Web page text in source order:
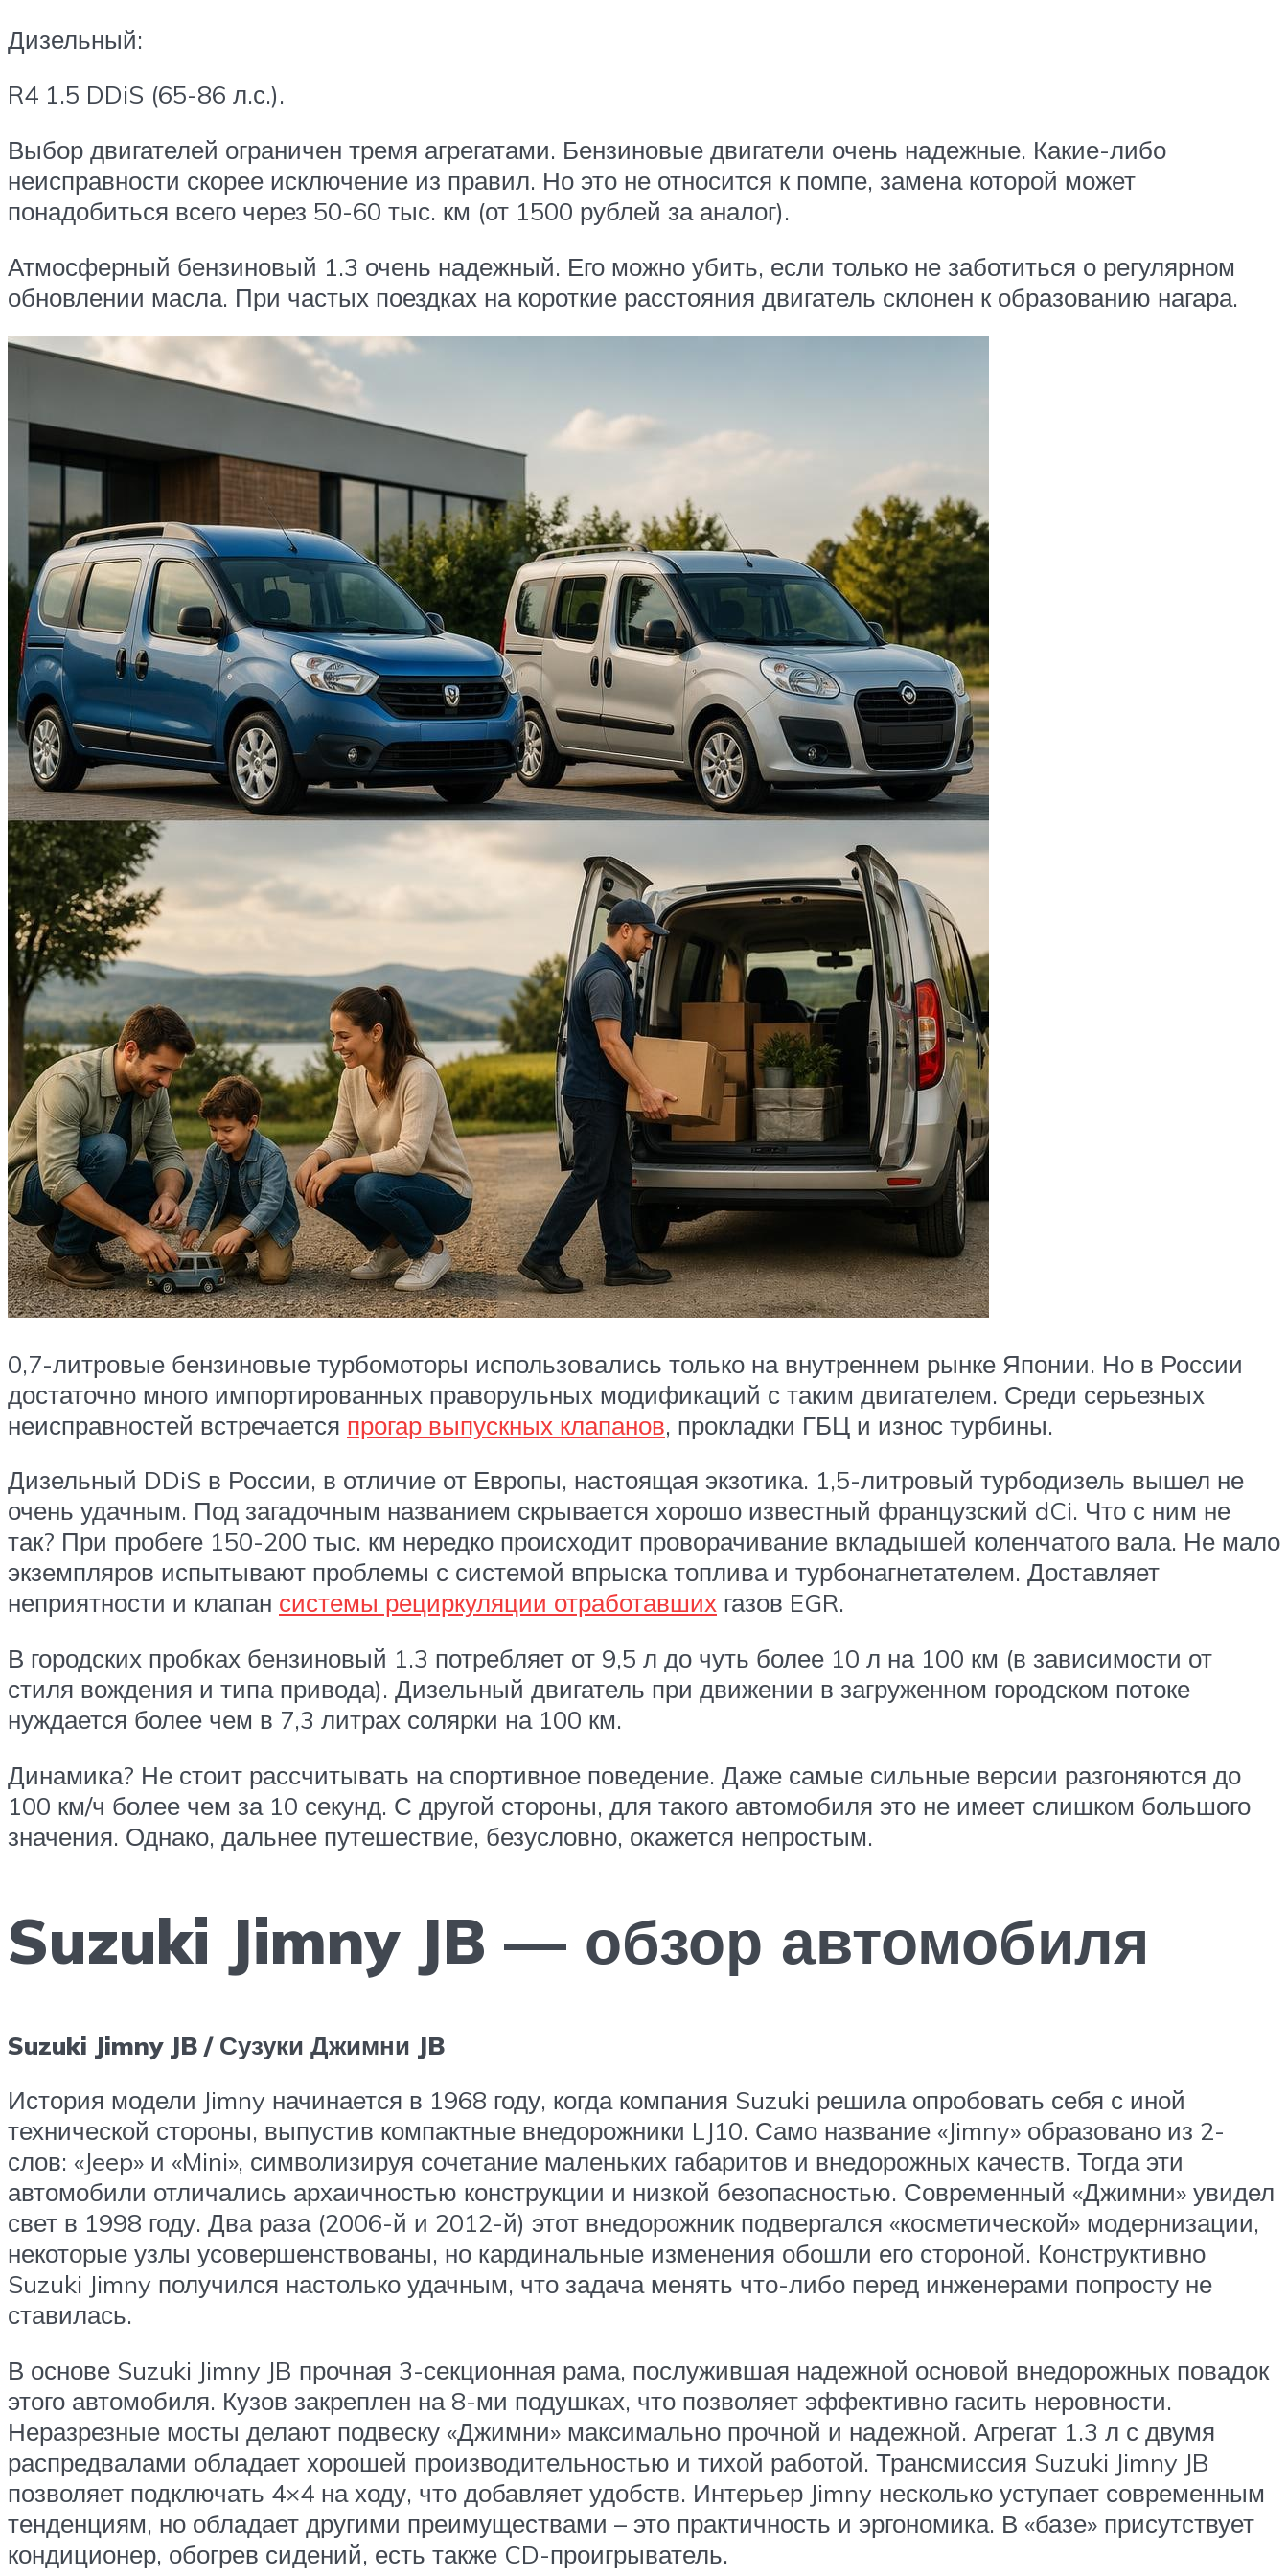
Дизельный:
R4 1.5 DDiS (65-86 л.с.).
Выбор двигателей ограничен тремя агрегатами. Бензиновые двигатели очень надежные. Какие-либо
неисправности скорее исключение из правил. Но это не относится к помпе, замена которой может
понадобиться всего через 50-60 тыс. км (от 1500 рублей за аналог).
Атмосферный бензиновый 1.3 очень надежный. Его можно убить, если только не заботиться о регулярном
обновлении масла. При частых поездках на короткие расстояния двигатель склонен к образованию нагара.
0,7-литровые бензиновые турбомоторы использовались только на внутреннем рынке Японии. Но в России
достаточно много импортированных праворульных модификаций с таким двигателем. Среди серьезных
неисправностей встречается прогар выпускных клапанов, прокладки ГБЦ и износ турбины.
Дизельный DDiS в России, в отличие от Европы, настоящая экзотика. 1,5-литровый турбодизель вышел не
очень удачным. Под загадочным названием скрывается хорошо известный французский dCi. Что с ним не
так? При пробеге 150-200 тыс. км нередко происходит проворачивание вкладышей коленчатого вала. Не мало
экземпляров испытывают проблемы с системой впрыска топлива и турбонагнетателем. Доставляет
неприятности и клапан системы рециркуляции отработавших газов EGR.
В городских пробках бензиновый 1.3 потребляет от 9,5 л до чуть более 10 л на 100 км (в зависимости от
стиля вождения и типа привода). Дизельный двигатель при движении в загруженном городском потоке
нуждается более чем в 7,3 литрах солярки на 100 км.
Динамика? Не стоит рассчитывать на спортивное поведение. Даже самые сильные версии разгоняются до
100 км/ч более чем за 10 секунд. С другой стороны, для такого автомобиля это не имеет слишком большого
значения. Однако, дальнее путешествие, безусловно, окажется непростым.
Suzuki Jimny JB — обзор автомобиля
Suzuki Jimny JB / Сузуки Джимни JB
История модели Jimny начинается в 1968 году, когда компания Suzuki решила опробовать себя с иной
технической стороны, выпустив компактные внедорожники LJ10. Само название «Jimny» образовано из 2-
слов: «Jeep» и «Mini», символизируя сочетание маленьких габаритов и внедорожных качеств. Тогда эти
автомобили отличались архаичностью конструкции и низкой безопасностью. Современный «Джимни» увидел
свет в 1998 году. Два раза (2006-й и 2012-й) этот внедорожник подвергался «косметической» модернизации,
некоторые узлы усовершенствованы, но кардинальные изменения обошли его стороной. Конструктивно
Suzuki Jimny получился настолько удачным, что задача менять что-либо перед инженерами попросту не
ставилась.
В основе Suzuki Jimny JB прочная 3-секционная рама, послужившая надежной основой внедорожных повадок
этого автомобиля. Кузов закреплен на 8-ми подушках, что позволяет эффективно гасить неровности.
Неразрезные мосты делают подвеску «Джимни» максимально прочной и надежной. Агрегат 1.3 л с двумя
распредвалами обладает хорошей производительностью и тихой работой. Трансмиссия Suzuki Jimny JB
позволяет подключать 4×4 на ходу, что добавляет удобств. Интерьер Jimny несколько уступает современным
тенденциям, но обладает другими преимуществами – это практичность и эргономика. В «базе» присутствует
кондиционер, обогрев сидений, есть также CD-проигрыватель.